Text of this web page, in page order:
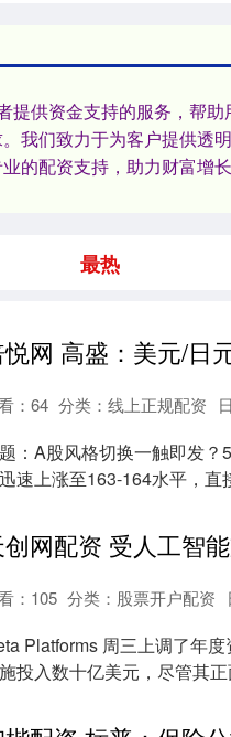
提供资金支持的服务，帮
我们致力于为客户提供透
的配资支持，助力财富增长
最热
： 64 分类： 线上正规配资
：A股风格切换一触即发？
速上涨至163-164水平，
： 105 分类： 股票开户配资
Platforms 周三上调了年
投入数十亿美元，尽管其